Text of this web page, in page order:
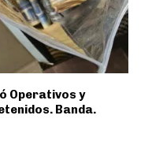
Operativos y
Banda.